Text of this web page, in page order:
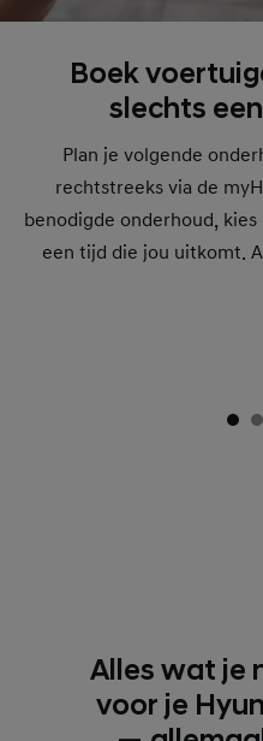
Boek
slechts
Plan je volgende
rechtstreeks via de
benodigde onderhoud,
een tijd die jou uitkomt.
Alles wat je
voor je